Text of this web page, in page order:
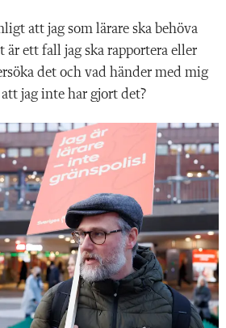
att jag som lärare ska behöva
är ett fall jag ska rapportera eller
det och vad händer med mig
jag inte har gjort det?